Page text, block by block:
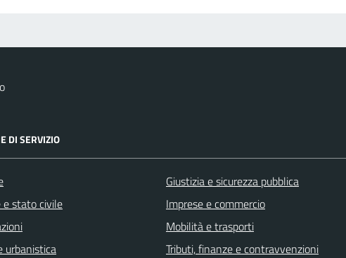
DI SERVIZIO
e stato civile
urbanistica
Giustizia e sicurezza pubblica
Imprese e commercio
Mobilità e trasporti
Tributi, finanze e contravvenzioni